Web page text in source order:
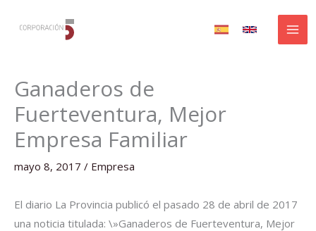
Ganaderos de
Fuerteventura, Mejor
Empresa Familiar
mayo 8, 2017 / Empresa
El diario La Provincia publicó el pasado 28 de abril de 2017
una noticia titulada: \»Ganaderos de Fuerteventura, Mejor